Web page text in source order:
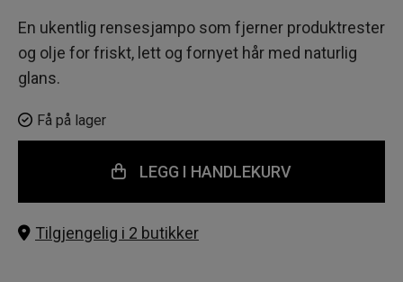
En ukentlig rensesjampo som fjerner produktrester
og olje for friskt, lett og fornyet hår med naturlig
glans.
Få på lager
LEGG I HANDLEKURV
Tilgjengelig i 2 butikker